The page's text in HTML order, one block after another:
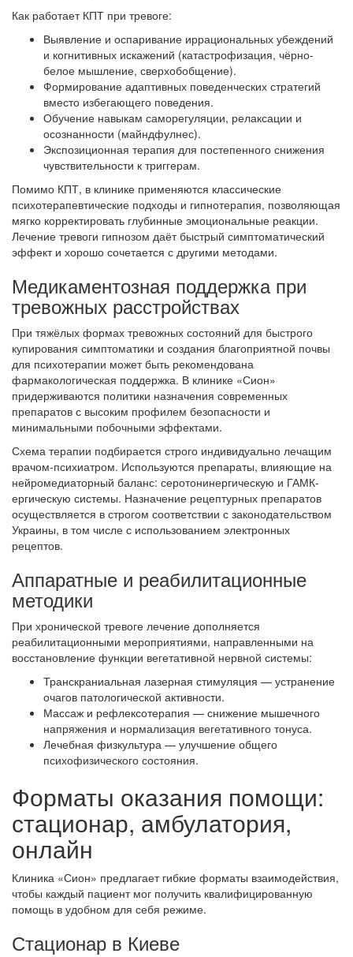
Как работает КПТ при тревоге:
Выявление и оспаривание иррациональных убеждений
и когнитивных искажений (катастрофизация, чёрно-
белое мышление, сверхобобщение).
Формирование адаптивных поведенческих стратегий
вместо избегающего поведения.
Обучение навыкам саморегуляции, релаксации и
осознанности (майндфулнес).
Экспозиционная терапия для постепенного снижения
чувствительности к триггерам.
Помимо КПТ, в клинике применяются классические
психотерапевтические подходы и гипнотерапия, позволяющая
мягко корректировать глубинные эмоциональные реакции.
Лечение тревоги гипнозом даёт быстрый симптоматический
эффект и хорошо сочетается с другими методами.
Медикаментозная поддержка при
тревожных расстройствах
При тяжёлых формах тревожных состояний для быстрого
купирования симптоматики и создания благоприятной почвы
для психотерапии может быть рекомендована
фармакологическая поддержка. В клинике «Сион»
придерживаются политики назначения современных
препаратов с высоким профилем безопасности и
минимальными побочными эффектами.
Схема терапии подбирается строго индивидуально лечащим
врачом-психиатром. Используются препараты, влияющие на
нейромедиаторный баланс: серотонинергическую и ГАМК-
ергическую системы. Назначение рецептурных препаратов
осуществляется в строгом соответствии с законодательством
Украины, в том числе с использованием электронных
рецептов.
Аппаратные и реабилитационные
методики
При хронической тревоге лечение дополняется
реабилитационными мероприятиями, направленными на
восстановление функции вегетативной нервной системы:
Транскраниальная лазерная стимуляция — устранение
очагов патологической активности.
Массаж и рефлексотерапия — снижение мышечного
напряжения и нормализация вегетативного тонуса.
Лечебная физкультура — улучшение общего
психофизического состояния.
Форматы оказания помощи:
стационар, амбулатория,
онлайн
Клиника «Сион» предлагает гибкие форматы взаимодействия,
чтобы каждый пациент мог получить квалифицированную
помощь в удобном для себя режиме.
Стационар в Киеве